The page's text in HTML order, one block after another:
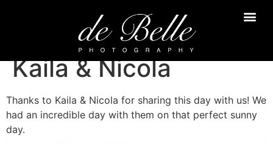
Kaila & Nicola
Thanks to Kaila & Nicola for sharing this day with us! We
had an incredible day with them on that perfect sunny
day.